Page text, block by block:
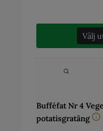
Välj
Bufféfat Nr 4
potatisgratäng